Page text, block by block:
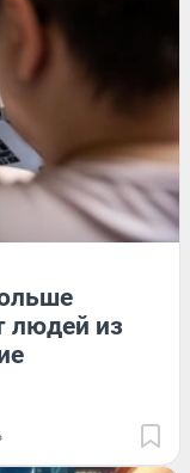
людей из